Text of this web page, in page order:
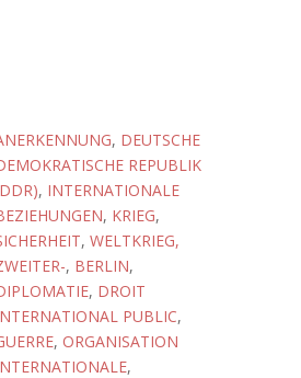
, DEUTSCHE
REPUBLIK
, INTERNATIONALE
, KRIEG,
, WELTKRIEG,
, BERLIN,
, DROIT
PUBLIC,
, ORGANISATION
,